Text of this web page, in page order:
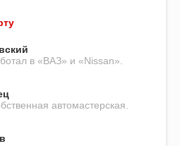
в «ВАЗ» и «Nissan».
автомастерская.